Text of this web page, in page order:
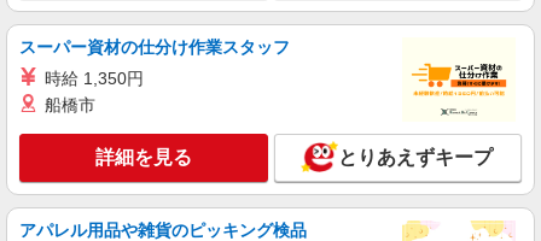
キープ 詳細を見る
派遣社員
株式会社kotrio /●FK-H-1849296
[ 面接なし ]田川伊田駅近くの支援員★社会活
動の見守りなど
時給1450円〜2062円 ＜日払い有/週払い有/交
通費全支給(ガソリン代含む)＞
最寄り：田川伊田駅
スーパー資材の仕分け作業スタッフ
時給 1,350円
船橋市
詳細を見る とりあえずキープ
アパレル用品や雑貨のピッキング検品